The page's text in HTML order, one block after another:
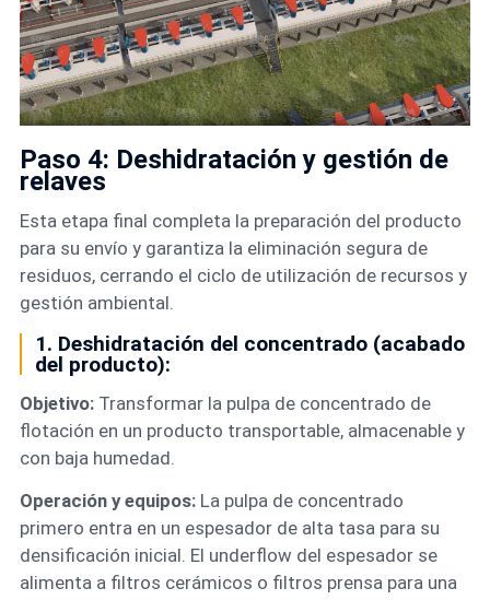
Paso 4: Deshidratación y gestión de
relaves
Esta etapa final completa la preparación del producto
para su envío y garantiza la eliminación segura de
residuos, cerrando el ciclo de utilización de recursos y
gestión ambiental.
1. Deshidratación del concentrado (acabado
del producto):
Objetivo: Transformar la pulpa de concentrado de
flotación en un producto transportable, almacenable y
con baja humedad.
Operación y equipos: La pulpa de concentrado
primero entra en un espesador de alta tasa para su
densificación inicial. El underflow del espesador se
alimenta a filtros cerámicos o filtros prensa para una